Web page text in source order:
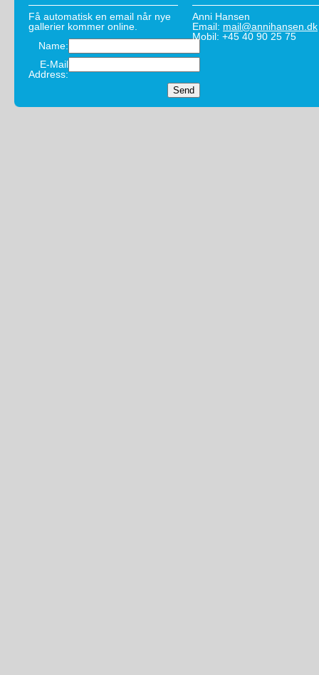
Få automatisk en email når nye
gallerier kommer online.
Name:
E-Mail
Address:
Anni Hansen
Email: mail@annihansen.dk
Mobil: +45 40 90 25 75